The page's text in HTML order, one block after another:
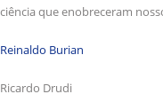
ciência que enobreceram
Reinaldo Burian
Ricardo Drudi